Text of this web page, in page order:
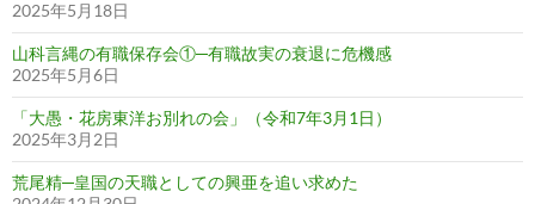
2025年5月18日
山科言縄の有職保存会①─有職故実の衰退に危機感
2025年5月6日
「大愚・花房東洋お別れの会」（令和7年3月1日）
2025年3月2日
荒尾精─皇国の天職としての興亜を追い求めた